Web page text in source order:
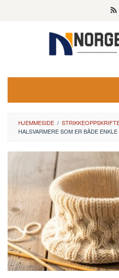
HJEMMESIDE /
HALSVARMERE SOM ER BÅDE